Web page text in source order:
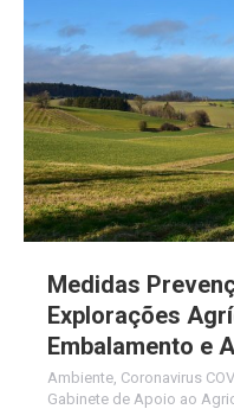
Medidas
Explorações
Embalamento e
Ambiente Coronavirus
Gabinete de Apoio ao